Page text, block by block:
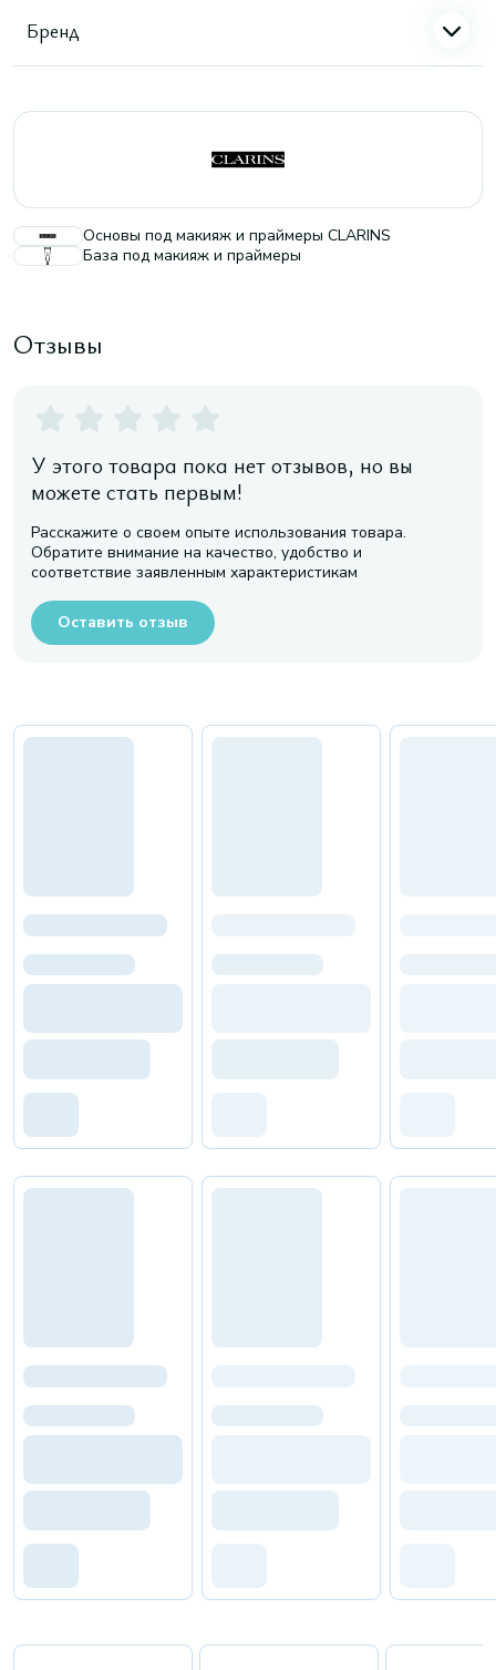
Бренд
Основы под макияж и праймеры CLARINS
База под макияж и праймеры
Отзывы
У этого товара пока нет отзывов, но вы
можете стать первым!
Расскажите о своем опыте использования товара.
Обратите внимание на качество, удобство и
соответствие заявленным характеристикам
Оставить отзыв